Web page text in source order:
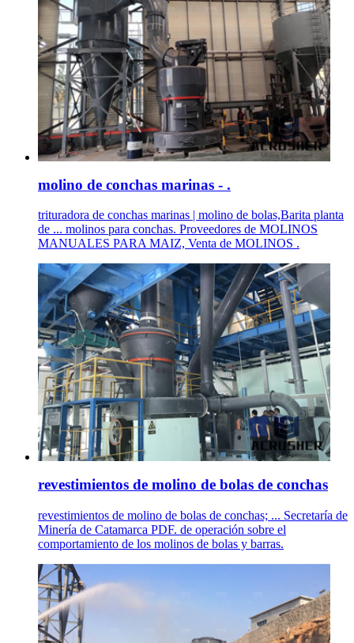
molino de conchas marinas - .
trituradora de conchas marinas | molino de bolas,Barita planta
de ... molinos para conchas. Proveedores de MOLINOS
MANUALES PARA MAIZ, Venta de MOLINOS .
revestimientos de molino de bolas de conchas
revestimientos de molino de bolas de conchas; ... Secretaría de
Minería de Catamarca PDF. de operación sobre el
comportamiento de los molinos de bolas y barras.